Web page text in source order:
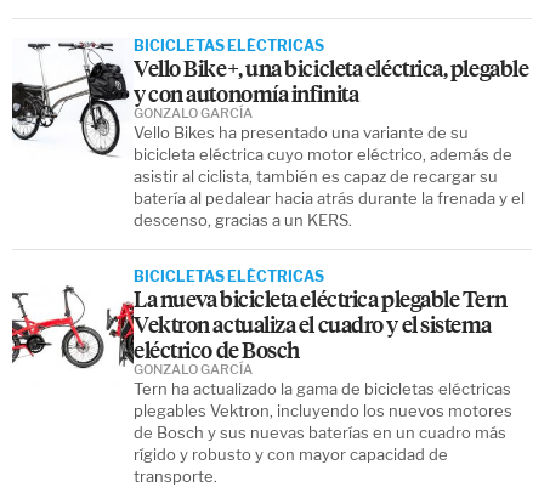
BICICLETAS ELÉCTRICAS
Vello Bike+, una bicicleta eléctrica, plegable
y con autonomía infinita
Vello Bikes ha presentado una variante de su
bicicleta eléctrica cuyo motor eléctrico, además de
asistir al ciclista, también es capaz de recargar su
batería al pedalear hacia atrás durante la frenada y el
descenso, gracias a un KERS.
GONZALO GARCÍA
BICICLETAS ELÉCTRICAS
La nueva bicicleta eléctrica plegable Tern
Vektron actualiza el cuadro y el sistema
eléctrico de Bosch
Tern ha actualizado la gama de bicicletas eléctricas
plegables Vektron, incluyendo los nuevos motores
de Bosch y sus nuevas baterías en un cuadro más
rígido y robusto y con mayor capacidad de
transporte.
GONZALO GARCÍA